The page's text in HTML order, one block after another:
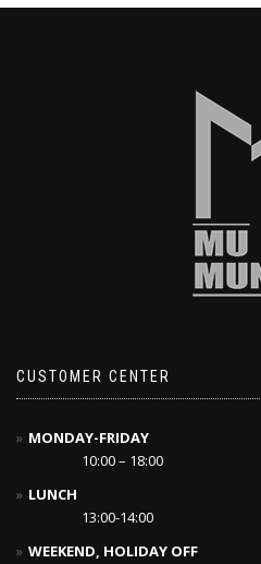
CUSTOMER CENTER
MONDAY-FRIDAY
10:00 – 18:00
LUNCH
13:00-14:00
WEEKEND, HOLIDAY OFF